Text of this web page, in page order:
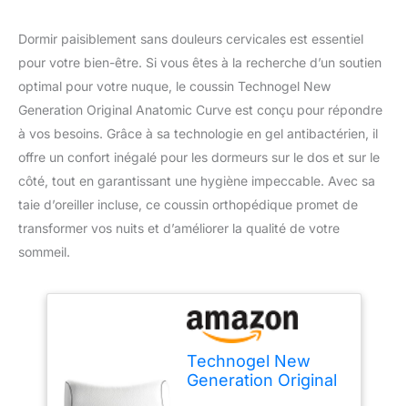
Dormir paisiblement sans douleurs cervicales est essentiel
pour votre bien-être. Si vous êtes à la recherche d’un soutien
optimal pour votre nuque, le coussin Technogel New
Generation Original Anatomic Curve est conçu pour répondre
à vos besoins. Grâce à sa technologie en gel antibactérien, il
offre un confort inégalé pour les dormeurs sur le dos et sur le
côté, tout en garantissant une hygiène impeccable. Avec sa
taie d’oreiller incluse, ce coussin orthopédique promet de
transformer vos nuits et d’améliorer la qualité de votre
sommeil.
Technogel New
Generation Original